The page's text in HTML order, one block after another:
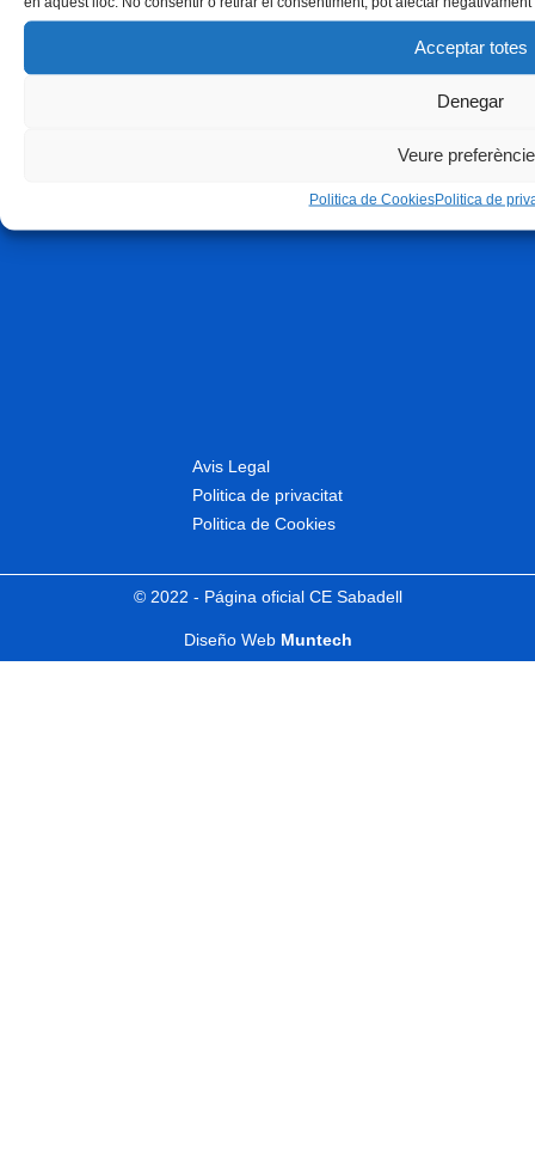
Acceptar totes
Denegar
Veure
Politica de CookiesPolitica de
Avis Legal
Politica de privacitat
Politica de Cookies
© 2022 - Página oficial CE Sabadell
Diseño Web Muntech